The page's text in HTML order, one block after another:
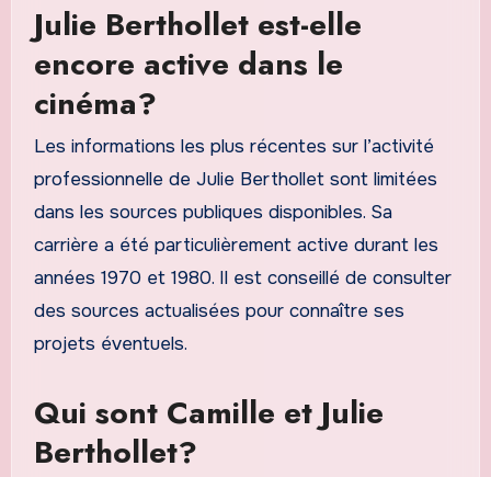
Julie Berthollet est-elle
encore active dans le
cinéma?
Les informations les plus récentes sur l’activité
professionnelle de Julie Berthollet sont limitées
dans les sources publiques disponibles. Sa
carrière a été particulièrement active durant les
années 1970 et 1980. Il est conseillé de consulter
des sources actualisées pour connaître ses
projets éventuels.
Qui sont Camille et Julie
Berthollet?